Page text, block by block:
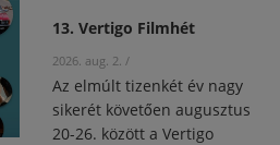
13. Vertigo Filmhét
2026. aug. 2. /
Az elmúlt tizenkét év nagy
sikerét követően augusztus
20-26. között a Vertigo